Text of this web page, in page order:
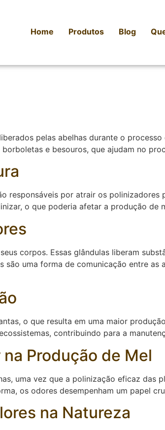
Home Produtos Blog
pelas abelhas durante o
e besouros, que ajudam no
responsáveis por atrair os polinizadores
o que poderia afetar a produção de
corpos. Essas glândulas liberam
uma forma de comunicação entre as
o que resulta em uma maior
contribuindo para a
Produção de Mel
uma vez que a polinização eficaz das
os odores desempenham um papel
na Natureza